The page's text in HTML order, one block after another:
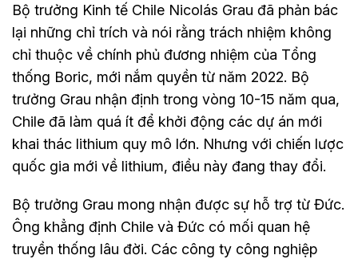
Bộ trưởng Kinh tế Chile Nicolás Grau đã phản bác
lại những chỉ trích và nói rằng trách nhiệm không
chỉ thuộc về chính phủ đương nhiệm của Tổng
thống Boric, mới nắm quyền từ năm 2022. Bộ
trưởng Grau nhận định trong vòng 10-15 năm qua,
Chile đã làm quá ít để khởi động các dự án mới
khai thác lithium quy mô lớn. Nhưng với chiến lược
quốc gia mới về lithium, điều này đang thay đổi.
Bộ trưởng Grau mong nhận được sự hỗ trợ từ Đức.
Ông khẳng định Chile và Đức có mối quan hệ
truyền thống lâu đời. Các công ty công nghiệp